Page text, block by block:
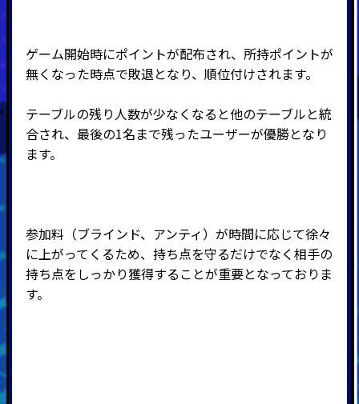
ゲーム開始時にポイントが配布され、所持ポイントが
無くなった時点で敗退となり、順位付けされます。
テーブルの残り人数が少なくなると他のテーブルと統
合され、最後の1名まで残ったユーザーが優勝となり
ます。
参加料（ブラインド、アンティ）が時間に応じて徐々
に上がってくるため、持ち点を守るだけでなく相手の
持ち点をしっかり獲得することが重要となっておりま
す。